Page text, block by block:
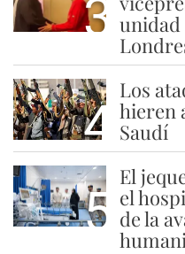
3 unidad
4
Los
hieren
Saudí
5
El
el
de la